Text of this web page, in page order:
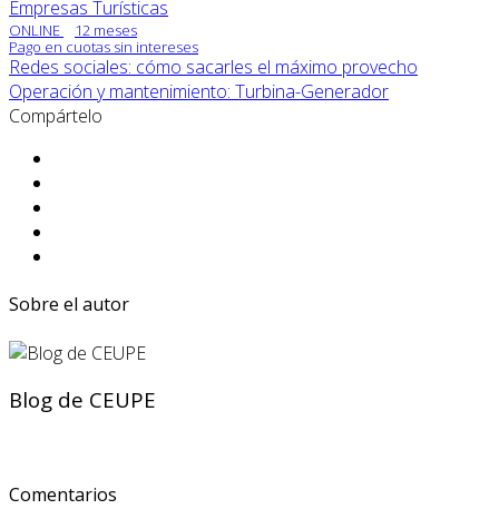
Empresas Turísticas
ONLINE
12 meses
Pago en cuotas sin intereses
Redes sociales: cómo sacarles el máximo provecho
Operación y mantenimiento: Turbina-Generador
Compártelo
Sobre el autor
Blog de CEUPE
Comentarios